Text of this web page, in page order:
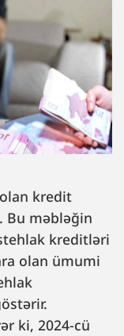
kredit
Bu məbləğin
kreditləri
olan ümumi
ki, 2024-cü